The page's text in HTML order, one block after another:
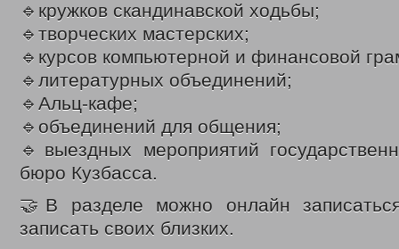
2020 год
Нормативные документы управления
Политика обработки и защиты персональных данных
Противодействие коррупции
Государственные услуги
Государственное юридическое бюро Кузбасса
Отдел по делам детей, женщин, семьи
Ежемесячная выплата семьям в связи с рождением (усыновлением)
Многодетным семьям
Обеспечение полноценным питанием детей в возрасте до 3-х лет
Выдача удостоверений многодетным матерям
Областной материнский (семейный) капитал
Выплаты семьям военнослужащим и членам их семей и гражданам
Координационный отдел по обеспечению функционирования системы
Отдел социально-правовой защиты населения
🔹кружков скандинавской ходьбы;
🔹творческих мастерских;
🔹курсов компьютерной и финансовой
🔹литературных объединений;
🔹Альц-кафе;
🔹объединений для общения;
🔹выездных мероприятий
бюро Кузбасса.
🤝В разделе можно онлайн
записать своих близких.